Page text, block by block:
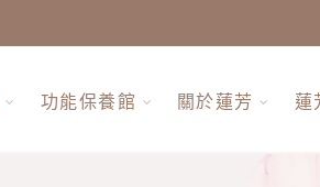
功能保養館 關於蓮芳 蓮